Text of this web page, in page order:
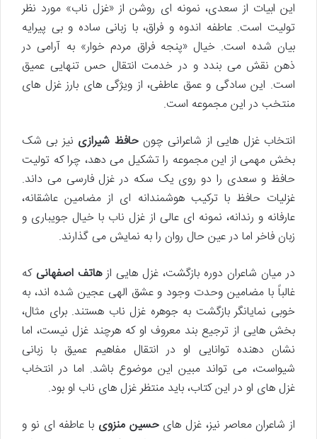
این ابیات از سعدی، نمونه ای روشن از «غزل ناب» مورد نظر
تولیت است. عاطفه اندوه و فراق، با زبانی ساده و بی پیرایه
بیان شده است. خیال «پنجه فراق مردم خوار» به آرامی در
ذهن نقش می بندد و در خدمت انتقال حس تنهایی عمیق
است. این سادگی و عمق عاطفی، از ویژگی های بارز غزل های
منتخب در این مجموعه است.
انتخاب غزل هایی از شاعرانی چونحافظ شیرازی نیز بی شک
بخش مهمی از این مجموعه را تشکیل می دهد، چرا که تولیت
حافظ و سعدی را دو روی یک سکه در غزل فارسی می داند.
غزلیات حافظ با ترکیب هوشمندانه ای از مضامین عاشقانه،
عارفانه و رندانه، نمونه ای عالی از غزل ناب با خیال جویباری و
زبان فاخر اما در عین حال روان را به نمایش می گذارند.
در میان شاعران دوره بازگشت، غزل هایی ازهاتف اصفهانیکه
غالباً با مضامین وحدت وجود و عشق الهی عجین شده اند، به
خوبی نمایانگر بازگشت به جوهره غزل ناب هستند. برای مثال،
بخش هایی از ترجیع بند معروف او که هرچند غزل نیست، اما
نشان دهنده توانایی او در انتقال مفاهیم عمیق با زبانی
شیواست، می تواند مبین این موضوع باشد. اما در انتخاب
غزل های او در این کتاب، باید منتظر غزل های ناب او بود.
از شاعران معاصر نیز، غزل هایحسین منزوی با عاطفه ای نو و